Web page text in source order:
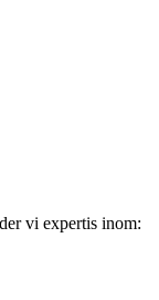
vi expertis inom: